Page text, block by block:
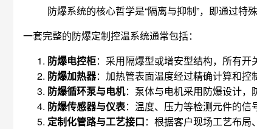
防爆系统的核心哲学是“隔离与抑制”，即通过
一套完整的防爆定制控温系统通常包括：
防爆电控柜：采用隔爆型或增安型结构，所有开
防爆加热器：加热管表面温度经过精确计算和控
防爆循环泵与电机：泵体与电机采用防爆设计，
防爆传感器与仪表：温度、压力等检测元件的信
定制化管路与工艺接口：根据客户现场工艺布局